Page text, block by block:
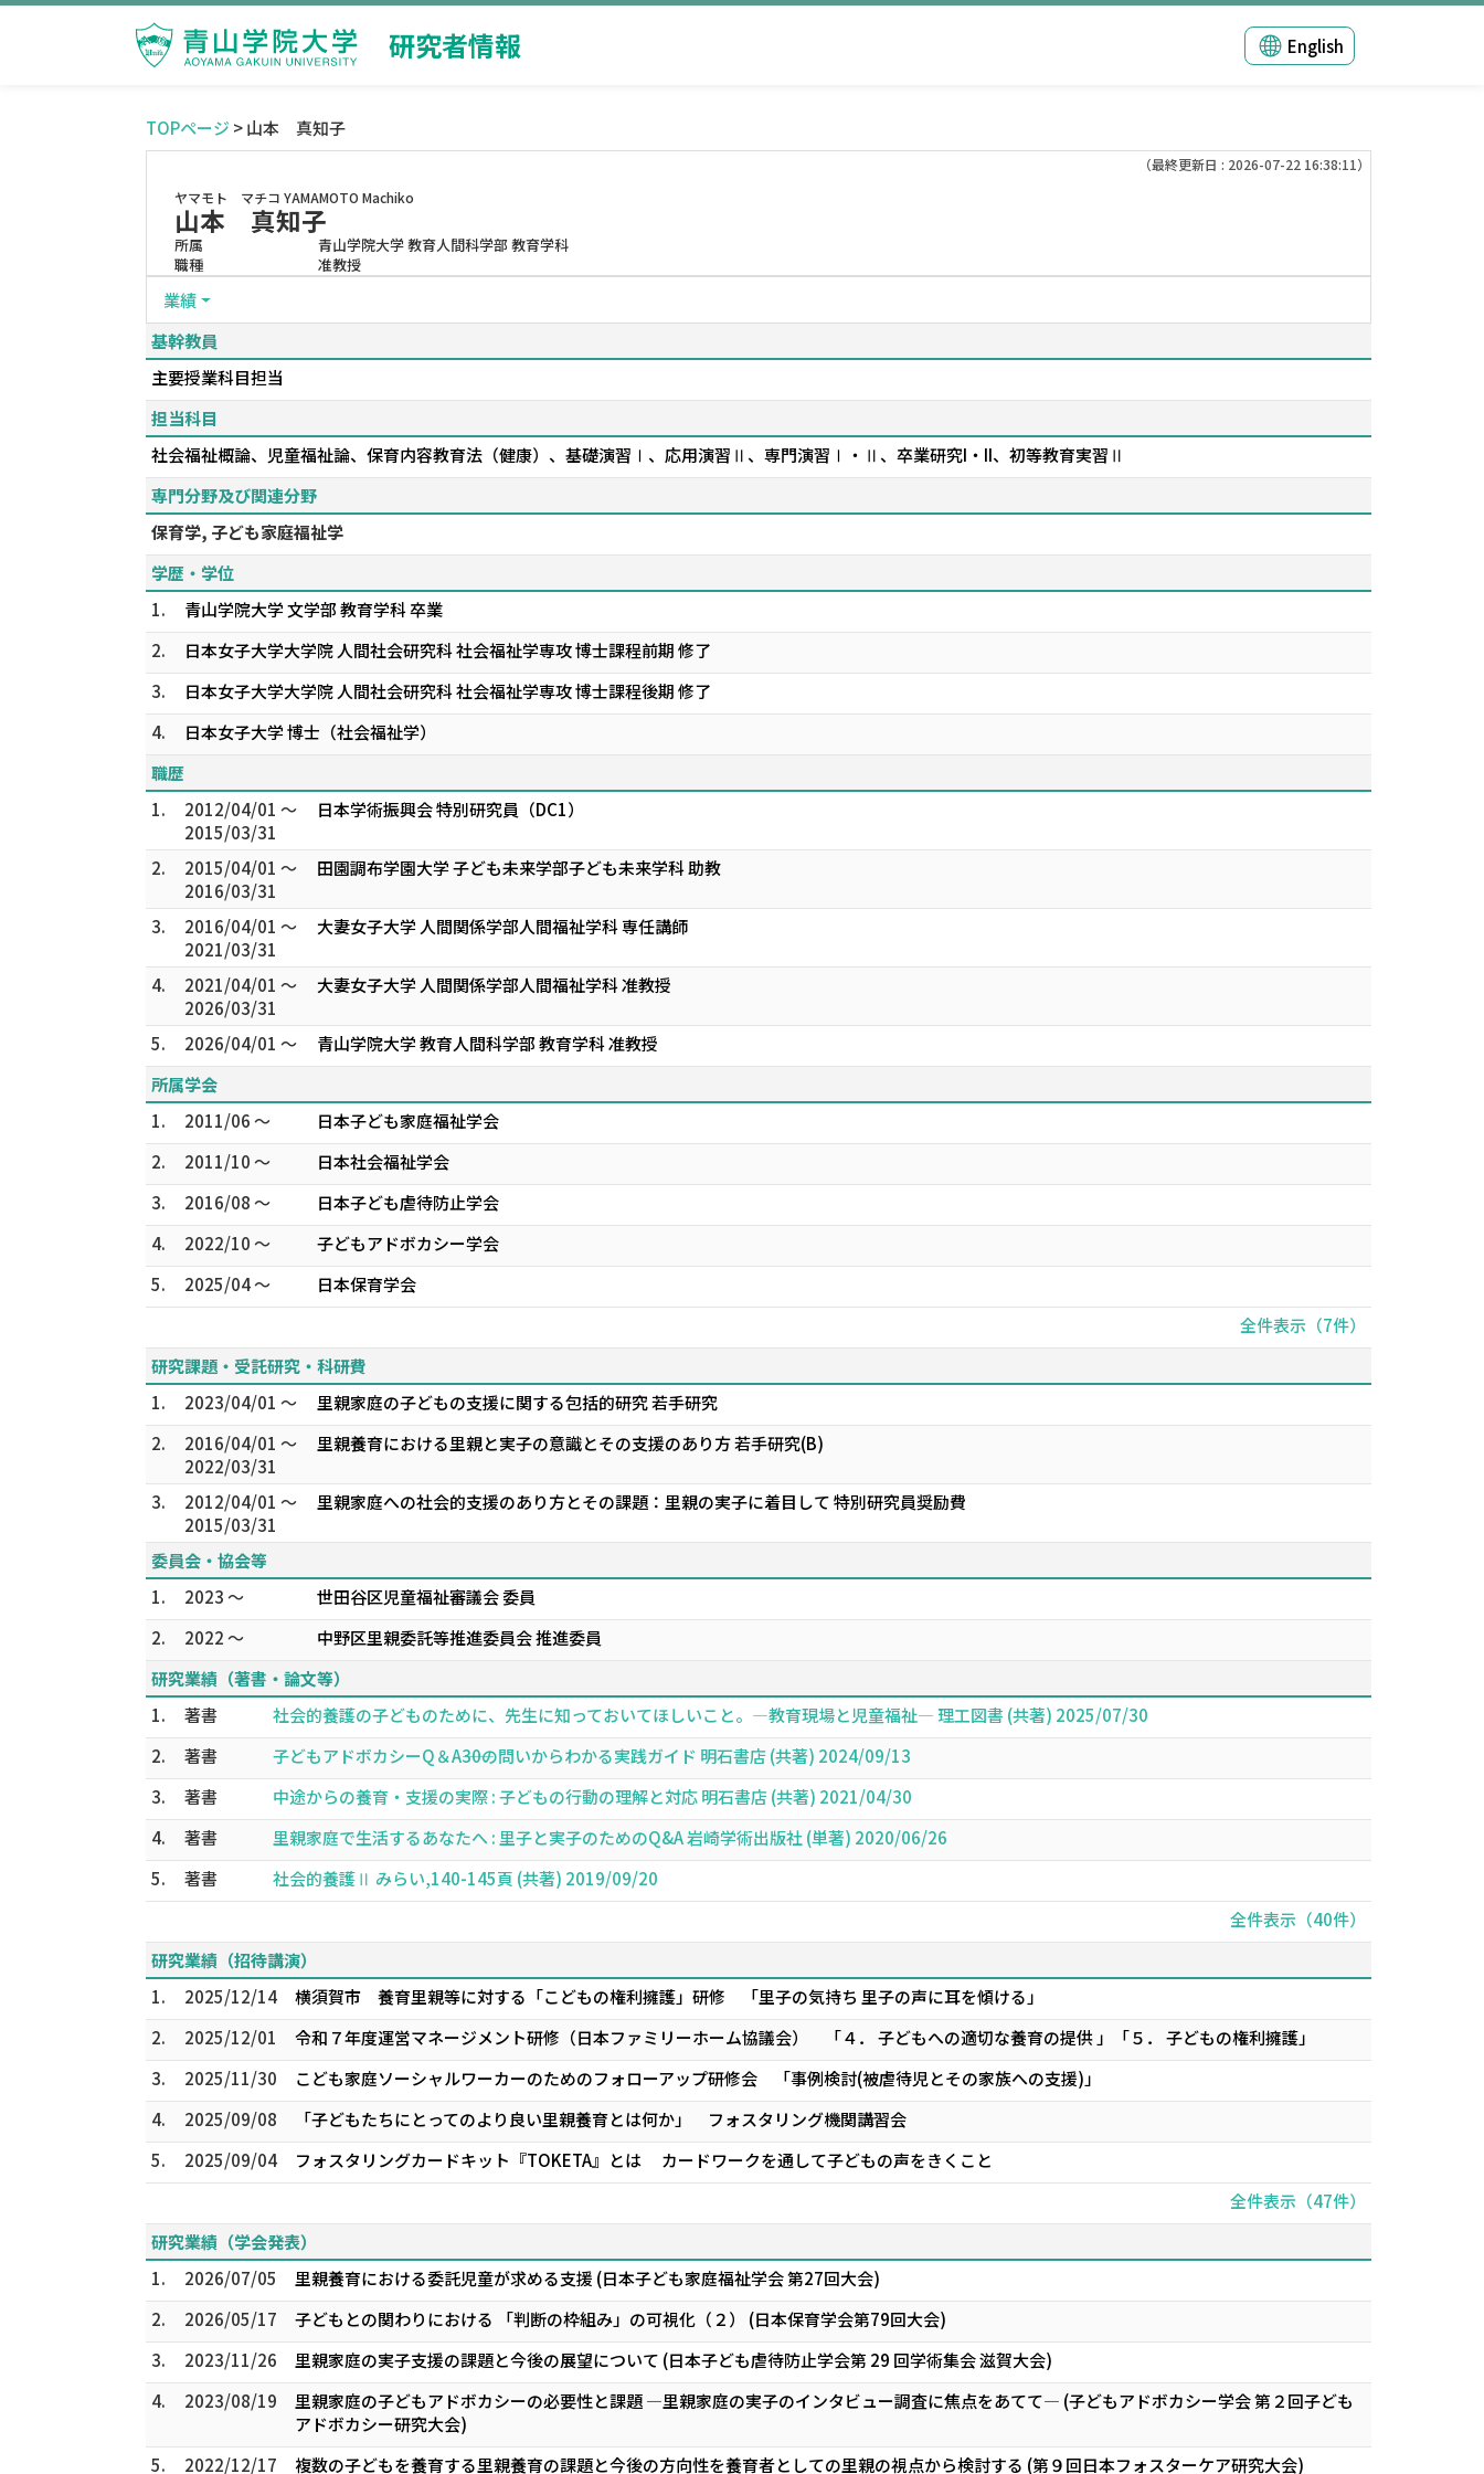
研究者情報 English
TOPページ > 山本 真知子
（最終更新日 : 2026-07-22 16:38:11）
ヤマモト マチコ YAMAMOTO Machiko
山本 真知子
所属
青山学院大学 教育人間科学部 教育学科
職種
准教授
業績
基幹教員
主要授業科目担当
担当科目
社会福祉概論、児童福祉論、保育内容教育法（健康）、基礎演習Ⅰ、応用演習Ⅱ、専門演習Ⅰ・Ⅱ、卒業研究I・II、初等教育実習Ⅱ
専門分野及び関連分野
保育学, 子ども家庭福祉学
学歴・学位
1.
青山学院大学 文学部 教育学科 卒業
2.
日本女子大学大学院 人間社会研究科 社会福祉学専攻 博士課程前期 修了
3.
日本女子大学大学院 人間社会研究科 社会福祉学専攻 博士課程後期 修了
4.
日本女子大学 博士（社会福祉学）
職歴
1.
2012/04/01 ～
2015/03/31
日本学術振興会 特別研究員（DC1）
2.
2015/04/01 ～
2016/03/31
田園調布学園大学 子ども未来学部子ども未来学科 助教
3.
2016/04/01 ～
2021/03/31
大妻女子大学 人間関係学部人間福祉学科 専任講師
4.
2021/04/01 ～
2026/03/31
大妻女子大学 人間関係学部人間福祉学科 准教授
5. 2026/04/01 ～
青山学院大学 教育人間科学部 教育学科 准教授
所属学会
1.
2011/06 ～
日本子ども家庭福祉学会
2.
2011/10 ～
日本社会福祉学会
3.
2016/08 ～
日本子ども虐待防止学会
4.
2022/10 ～
子どもアドボカシー学会
5.
2025/04 ～
日本保育学会
全件表示（7件）
研究課題・受託研究・科研費
1.
2023/04/01 ～
里親家庭の子どもの支援に関する包括的研究 若手研究
2.
2016/04/01 ～
2022/03/31
里親養育における里親と実子の意識とその支援のあり方 若手研究(B)
3.
2012/04/01 ～
2015/03/31
里親家庭への社会的支援のあり方とその課題：里親の実子に着目して 特別研究員奨励費
委員会・協会等
1.
2023 ～
世田谷区児童福祉審議会 委員
2.
2022 ～
中野区里親委託等推進委員会 推進委員
研究業績（著書・論文等）
1.
著書
社会的養護の子どものために、先生に知っておいてほしいこと。―教育現場と児童福祉― 理工図書 (共著) 2025/07/30
2.
著書
子どもアドボカシーQ＆A――30の問いからわかる実践ガイド 明石書店 (共著) 2024/09/13
3.
著書
中途からの養育・支援の実際 : 子どもの行動の理解と対応 明石書店 (共著) 2021/04/30
4.
著書
里親家庭で生活するあなたへ : 里子と実子のためのQ&A 岩崎学術出版社 (単著) 2020/06/26
5.
著書
社会的養護Ⅱ みらい,140-145頁 (共著) 2019/09/20
全件表示（40件）
研究業績（招待講演）
1.
2025/12/14
横須賀市 養育里親等に対する「こどもの権利擁護」研修 「里子の気持ち 里子の声に耳を傾ける」
2.
2025/12/01
令和７年度運営マネージメント研修（日本ファミリーホーム協議会） 「４． 子どもへの適切な養育の提供 」「５． 子どもの権利擁護」
3.
2025/11/30
こども家庭ソーシャルワーカーのためのフォローアップ研修会 「事例検討(被虐待児とその家族への支援)」
4.
2025/09/08
「子どもたちにとってのより良い里親養育とは何か」 フォスタリング機関講習会
5.
2025/09/04
フォスタリングカードキット『TOKETA』とは カードワークを通して子どもの声をきくこと
全件表示（47件）
研究業績（学会発表）
1.
2026/07/05
里親養育における委託児童が求める支援 (日本子ども家庭福祉学会 第27回大会)
2.
2026/05/17
子どもとの関わりにおける 「判断の枠組み」の可視化（２） (日本保育学会第79回大会)
3.
2023/11/26
里親家庭の実子支援の課題と今後の展望について (日本子ども虐待防止学会第 29 回学術集会 滋賀大会)
4.
2023/08/19
里親家庭の子どもアドボカシーの必要性と課題 ―里親家庭の実子のインタビュー調査に焦点をあてて― (子どもアドボカシー学会 第２回子ども
アドボカシー研究大会)
5.
2022/12/17 複数の子どもを養育する里親養育の課題と今後の方向性を養育者としての里親の視点から検討する (第９回日本フォスターケア研究大会)